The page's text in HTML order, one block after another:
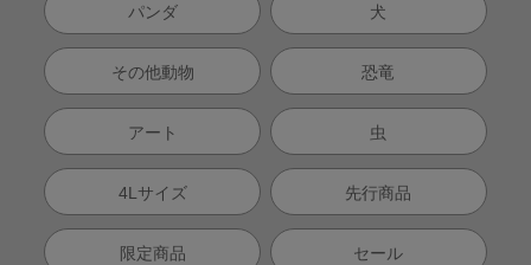
パンダ 犬
その他動物 恐竜
アート 虫
4Lサイズ 先行商品
限定商品 セール